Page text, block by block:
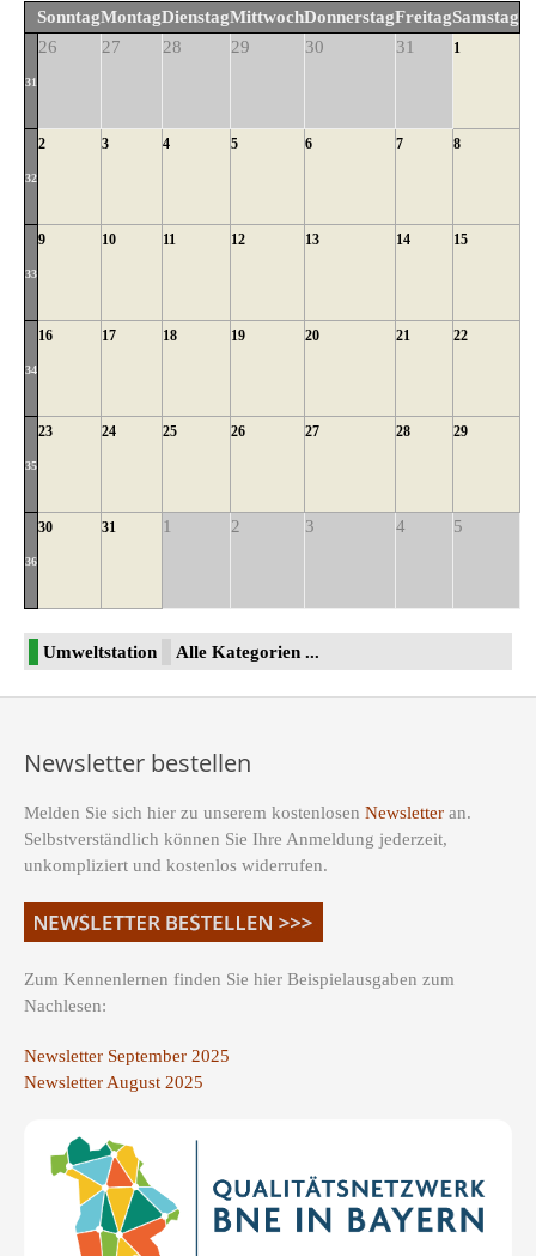
SonntagMontagDienstagMittwochDonnerstagFreitagSamstag
31
26 27 28 29 30 31 1
32
2 3 4 5 6 7 8
33
9 10 11 12 13 14 15
34
16 17 18 19 20 21 22
35
23 24 25 26 27 28 29
36
30 31 1 2 3 4 5
Umweltstation Alle Kategorien ...
Newsletter bestellen
Melden Sie sich hier zu unserem kostenlosen Newsletter an.
Selbstverständlich können Sie Ihre Anmeldung jederzeit,
unkompliziert und kostenlos widerrufen.
Zum Kennenlernen finden Sie hier Beispielausgaben zum
Nachlesen:
Newsletter September 2025
Newsletter August 2025